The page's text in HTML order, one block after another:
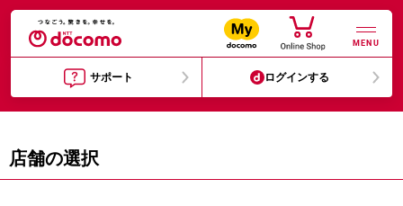
MENU
サポート ログインする
店舗の選択